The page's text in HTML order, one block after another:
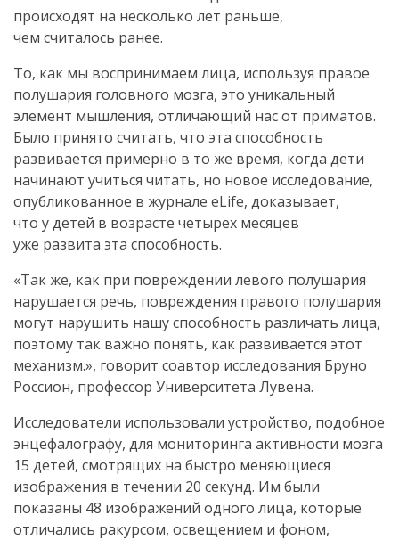
происходят на несколько лет раньше,
чем считалось ранее.
То, как мы воспринимаем лица, используя правое
полушария головного мозга, это уникальный
элемент мышления, отличающий нас от приматов.
Было принято считать, что эта способность
развивается примерно в то же время, когда дети
начинают учиться читать, но новое исследование,
опубликованное в журнале eLife, доказывает,
что у детей в возрасте четырех месяцев
уже развита эта способность.
«Так же, как при повреждении левого полушария
нарушается речь, повреждения правого полушария
могут нарушить нашу способность различать лица,
поэтому так важно понять, как развивается этот
механизм.», говорит соавтор исследования Бруно
Россион, профессор Университета Лувена.
Исследователи использовали устройство, подобное
энцефалографу, для мониторинга активности мозга
15 детей, смотрящих на быстро меняющиеся
изображения в течении 20 секунд. Им были
показаны 48 изображений одного лица, которые
отличались ракурсом, освещением и фоном,